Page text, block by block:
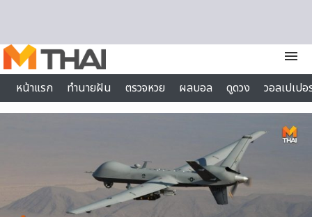
menu
หน้าแรก
ทำนายฝัน ตรวจหวย ผลบอล ดูดวง
วอลเปเป
ไลฟ์สไตล์